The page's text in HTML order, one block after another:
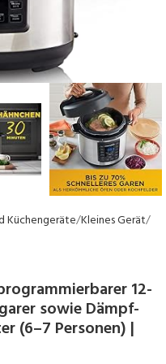
Küchengeräte Kleines Gerät
12-
sowie Dämpf-
(6–7 Personen) |